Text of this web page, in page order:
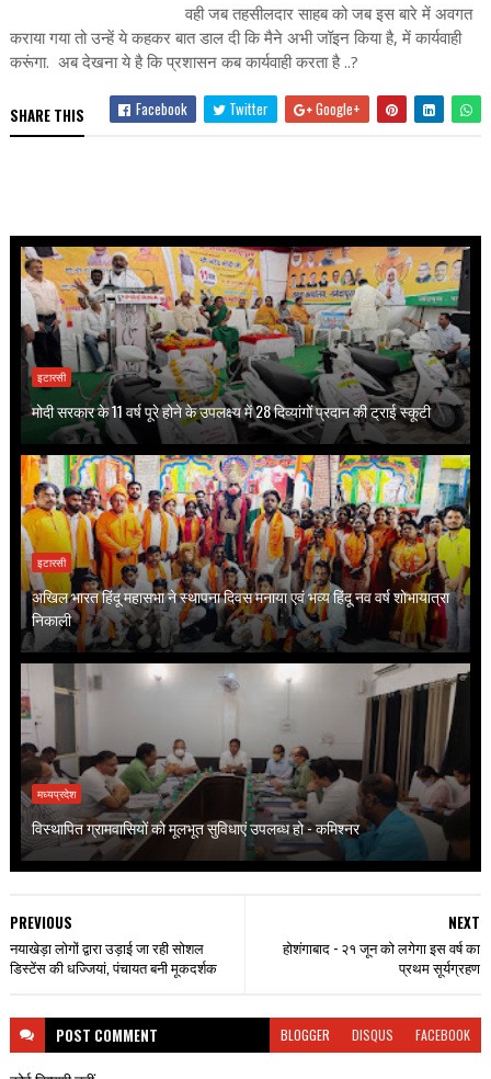
वही जब तहसीलदार साहब को जब इस बारे में अवगत
कराया गया तो उन्हें ये कहकर बात डाल दी कि मैने अभी जॉइन किया है, में कार्यवाही
करूंगा. अब देखना ये है कि प्रशासन कब कार्यवाही करता है ..?
SHARE THIS Facebook Twitter Google+
इटारसी
मोदी सरकार के 11 वर्ष पूरे होने के उपलक्ष्य में 28 दिव्यांगों प्रदान की ट्राई स्कूटी
इटारसी
अखिल भारत हिंदू महासभा ने स्थापना दिवस मनाया एवं भव्य हिंदू नव वर्ष शोभायात्रा
निकाली
मध्यप्रदेश
विस्थापित ग्रामवासियों को मूलभूत सुविधाएं उपलब्ध हो - कमिश्नर
NEXT
होशंगाबाद - २१ जून को लगेगा इस वर्ष का
प्रथम सूर्यग्रहण
PREVIOUS
नयाखेड़ा लोगों द्वारा उड़ाई जा रही सोशल
डिस्टेंस की धज्जियां, पंचायत बनी मूकदर्शक
POST COMMENT BLOGGER DISQUS FACEBOOK